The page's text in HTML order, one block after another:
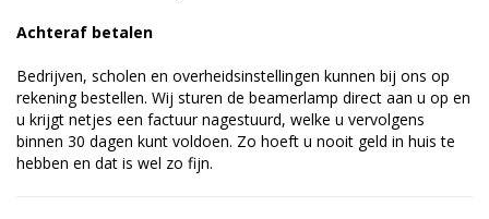
Achteraf betalen
Bedrijven, scholen en overheidsinstellingen kunnen bij ons op
rekening bestellen. Wij sturen de beamerlamp direct aan u op en
u krijgt netjes een factuur nagestuurd, welke u vervolgens
binnen 30 dagen kunt voldoen. Zo hoeft u nooit geld in huis te
hebben en dat is wel zo fijn.